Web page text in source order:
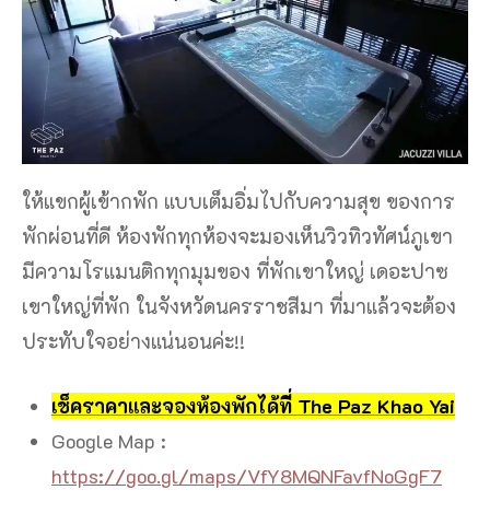
ให้แขกผู้เข้ากพัก แบบเต็มอิ่มไปกับความสุข ของการ
พักผ่อนที่ดี ห้องพักทุกห้องจะมองเห็นวิวทิวทัศน์ภูเขา
มีความโรแมนติกทุกมุมของ ที่พักเขาใหญ่ เดอะปาซ
เขาใหญ่ที่พัก ในจังหวัดนครราชสีมา ที่มาแล้วจะต้อง
ประทับใจอย่างแน่นอนค่ะ!!
เช็คราคาและจองห้องพักได้ที่ The Paz Khao Yai
Google Map :
https://goo.gl/maps/VfY8MQNFavfNoGgF7